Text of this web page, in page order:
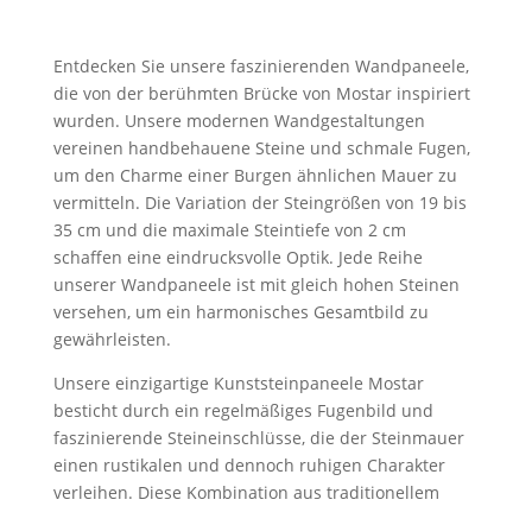
Entdecken Sie unsere faszinierenden Wandpaneele,
die von der berühmten Brücke von Mostar inspiriert
wurden. Unsere modernen Wandgestaltungen
vereinen handbehauene Steine und schmale Fugen,
um den Charme einer Burgen ähnlichen Mauer zu
vermitteln. Die Variation der Steingrößen von 19 bis
35 cm und die maximale Steintiefe von 2 cm
schaffen eine eindrucksvolle Optik. Jede Reihe
unserer Wandpaneele ist mit gleich hohen Steinen
versehen, um ein harmonisches Gesamtbild zu
gewährleisten.
Unsere einzigartige Kunststeinpaneele Mostar
besticht durch ein regelmäßiges Fugenbild und
faszinierende Steineinschlüsse, die der Steinmauer
einen rustikalen und dennoch ruhigen Charakter
verleihen. Diese Kombination aus traditionellem